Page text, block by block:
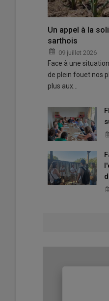
Un appel à la
sarthois
09 juillet 2026
Face à une
de plein fouet nos
plus aux…